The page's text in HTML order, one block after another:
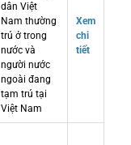
dân Việt
Nam thường
trú ở trong
nước và
người nước
ngoài đang
tạm trú tại
Việt Nam
Xem
chi
tiết